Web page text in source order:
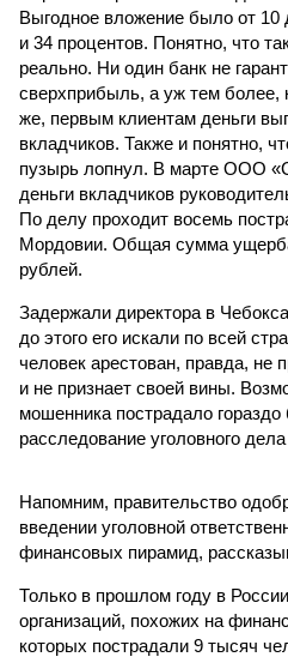
Выгодное вложение было от 10
и 34 процентов. Понятно, что
реально. Ни один банк не
сверхприбыль, а уж тем более,
же, первым клиентам деньги
вкладчиков. Также и понятно,
пузырь лопнул. В марте ООО
деньги вкладчиков
По делу проходит восемь
Мордовии. Общая сумма
рублей.
Задержали директора в
до этого его искали по всей
человек арестован, правда, не
и не признает своей вины.
мошенника пострадало
расследование уголовного
Напомним, правительство
введении уголовной
финансовых пирамид,
Только в прошлом году в
организаций, похожих на
которых пострадали 9 тысяч